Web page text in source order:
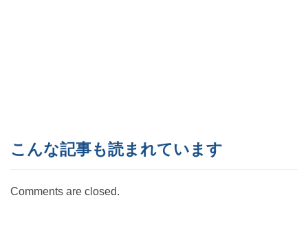
こんな記事も読まれています
Comments are closed.